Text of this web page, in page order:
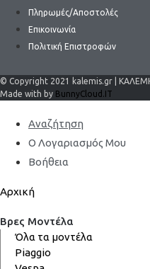
Πληρωμές/Αποστολές
Επικοινωνία
Πολιτική Επιστροφών
© Copyright 2021 kalemis.gr |
Made with by BunnyCloud.IT
Αναζήτηση
Ο Λογαριασμός Μου
Βοήθεια
Αρχική
Βρες Μοντέλα
Όλα τα μοντέλα
Piaggio